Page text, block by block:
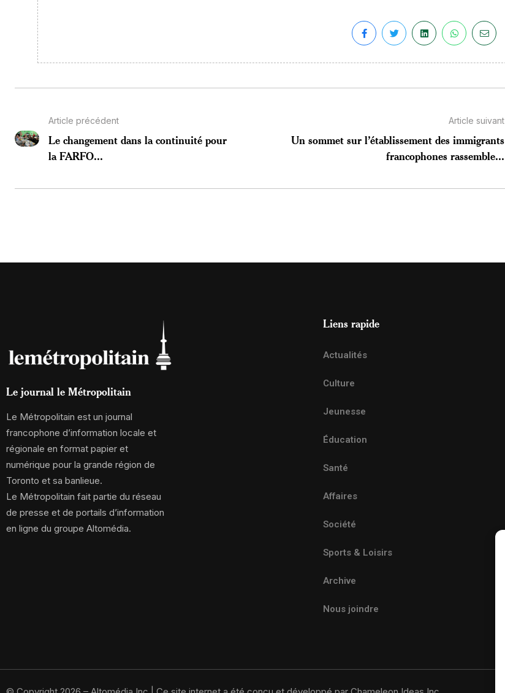
Article précédent
Le changement dans la continuité pour
la FARFO...
Article suivant
Un sommet sur l’établissement des immigrants
francophones rassemble...
Le journal le Métropolitain
Le Métropolitain est un journal
francophone d’information locale et
régionale en format papier et
numérique pour la grande région de
Toronto et sa banlieue.
Le Métropolitain fait partie du réseau
de presse et de portails d’information
en ligne du groupe Altomédia.
Liens rapide
Actualités
Culture
Jeunesse
Éducation
Santé
Affaires
Société
Sports & Loisirs
Archive
Nous joindre